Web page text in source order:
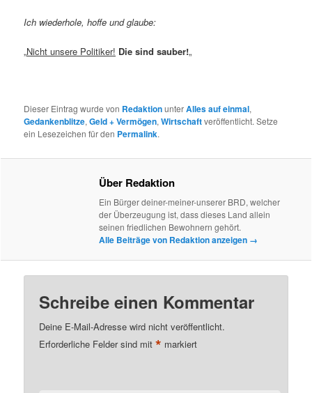
Ich wiederhole, hoffe und glaube:
„Nicht unsere Politiker! Die sind sauber!„
Dieser Eintrag wurde von RedaktionunterAlles auf einmal,
Gedankenblitze,Geld + Vermögen,Wirtschaftveröffentlicht. Setze
ein Lesezeichen für den Permalink.
Über Redaktion
Ein Bürger deiner-meiner-unserer BRD, welcher
der Überzeugung ist, dass dieses Land allein
seinen friedlichen Bewohnern gehört.
Alle Beiträge von Redaktion anzeigen →
Schreibe einen Kommentar
Deine E-Mail-Adresse wird nicht veröffentlicht.
Erforderliche Felder sind mit* markiert